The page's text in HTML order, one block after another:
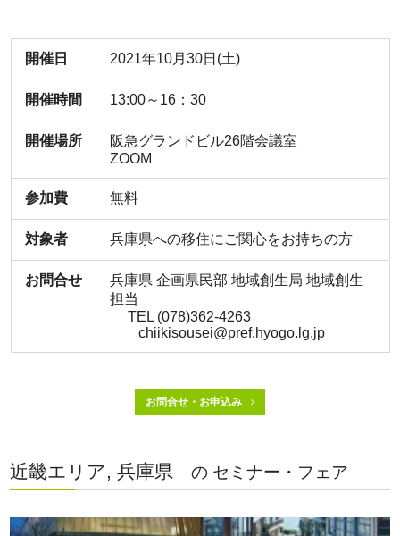
開催日 2021年10月30日(土)
開催時間 13:00～16：30
開催場所
阪急グランドビル26階会議室
ZOOM
参加費 無料
対象者 兵庫県への移住にご関心をお持ちの方
お問合せ
兵庫県 企画県民部 地域創生局 地域創生
担当
TEL (078)362-4263
chiikisousei@pref.hyogo.lg.jp
お問合せ・お申込み
近畿エリア, 兵庫県 の セミナー・フェア